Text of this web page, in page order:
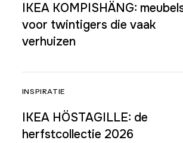
IKEA KOMPISHÄNG:
voor twintigers die vaak
verhuizen
INSPIRATIE
IKEA HÖSTAGILLE: de
herfstcollectie 2026